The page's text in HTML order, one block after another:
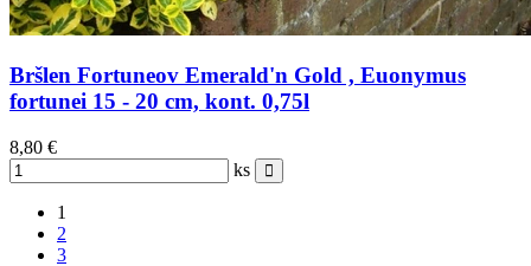
Bršlen Fortuneov Emerald'n Gold , Euonymus
fortunei 15 - 20 cm, kont. 0,75l
8,80 €
ks
1
2
3